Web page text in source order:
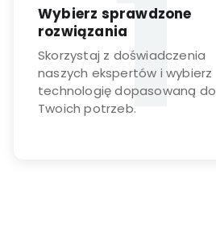
Wybierz sprawdzone
rozwiązania
Skorzystaj z doświadczenia
naszych ekspertów i wybierz
technologię dopasowaną do
Twoich potrzeb.